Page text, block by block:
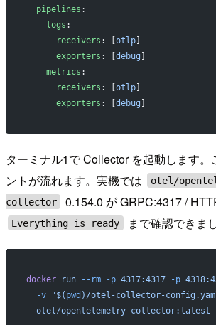
  pipelines
:
    logs
:
      receivers
: [ otlp]
      exporters
: [ debug
    metrics
:
      receivers
: [ otlp]
      exporters
: [ debug
ターミナル1で Collector を起動します
ントが流れます。実機では
otel/
collector
0.154.0 が GRPC:4317 /
Everything is ready まで確認できま
docker run --rm -p 4317:4317 -p
  -v
"$( pwd )/otel-collector-
  otel/opentelemetry-collector:latest